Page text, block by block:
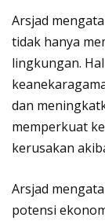
Arsjad
tidak hanya
lingkungan.
dan
memperkuat
kerusakan
Arsjad
potensi